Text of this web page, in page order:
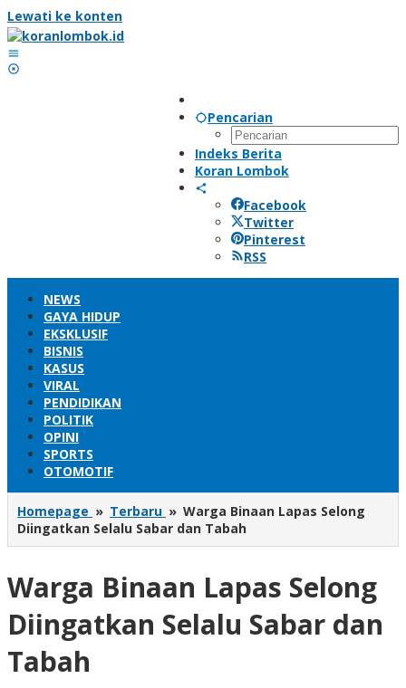
Lewati ke konten
Pencarian
Indeks Berita
Koran Lombok
Facebook
Twitter
Pinterest
RSS
NEWS
GAYA HIDUP
EKSKLUSIF
BISNIS
KASUS
VIRAL
PENDIDIKAN
POLITIK
OPINI
SPORTS
OTOMOTIF
Homepage » Terbaru » Warga Binaan Lapas Selong
Diingatkan Selalu Sabar dan Tabah
Warga Binaan Lapas Selong
Diingatkan Selalu Sabar dan
Tabah